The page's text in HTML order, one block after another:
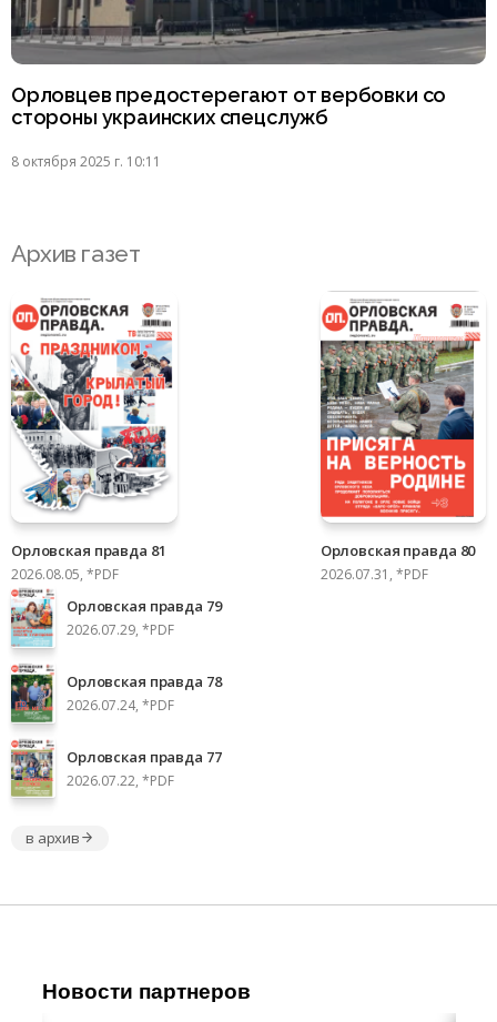
Орловцев предостерегают от вербовки со
стороны украинских спецслужб
8 октября 2025 г. 10:11
Архив газет
Орловская правда 81
2026.08.05, *PDF
Орловская правда 80
2026.07.31, *PDF
Орловская правда 79
2026.07.29, *PDF
Орловская правда 78
2026.07.24, *PDF
Орловская правда 77
2026.07.22, *PDF
в архив
Новости партнеров